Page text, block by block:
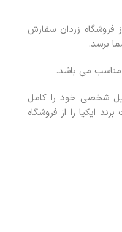
فروشگاه زردان سفارش
برسد.
می باشد.
شخصی خود را کامل
ایکیا را از فروشگاه